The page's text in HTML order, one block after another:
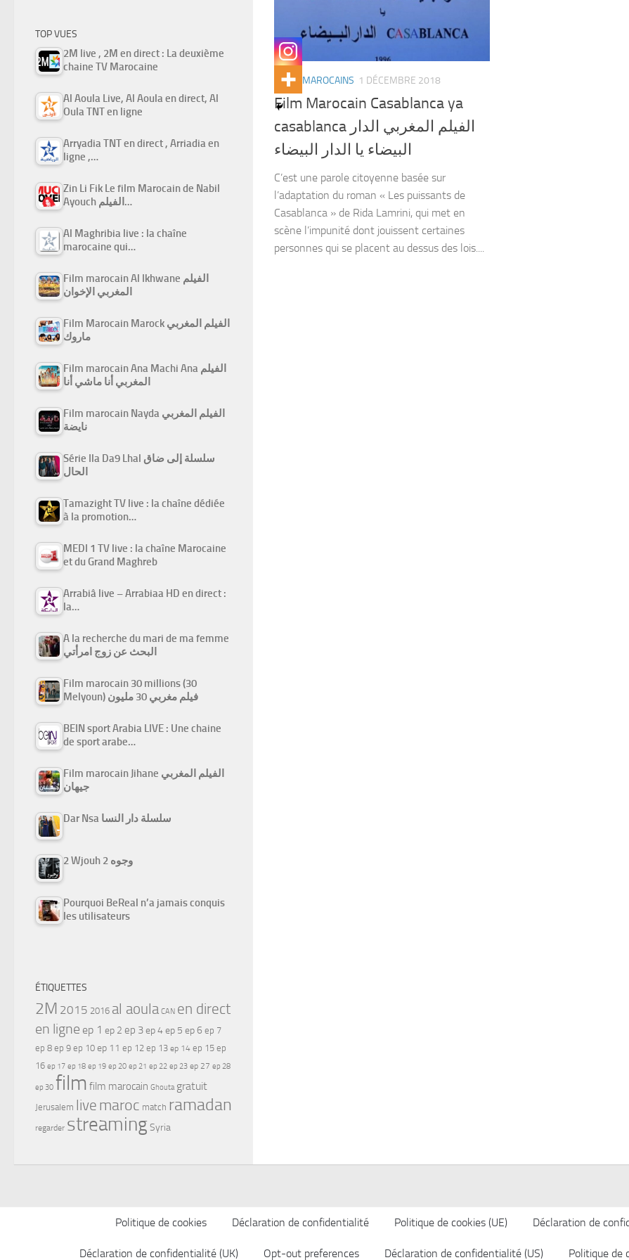
FILMS MAROCAINS 1 DÉCEMBRE 2018
Film Marocain Casablanca ya
casablanca الفيلم المغربي الدار
البيضاء يا الدار البيضاء
C’est une parole citoyenne basée sur
l’adaptation du roman « Les puissants de
Casablanca » de Rida Lamrini, qui met en
scène l’impunité dont jouissent certaines
personnes qui se placent au dessus des lois....
TOP VUES
2M live , 2M en direct : La deuxième
chaine TV Marocaine
Al Aoula Live, Al Aoula en direct, Al
Oula TNT en ligne
Arryadia TNT en direct , Arriadia en
ligne ,…
Zin Li Fik Le film Marocain de Nabil
Ayouch الفيلم…
Al Maghribia live : la chaîne
marocaine qui…
Film marocain Al Ikhwane الفيلم
المغربي الإخوان
Film Marocain Marock الفيلم المغربي
ماروك
Film marocain Ana Machi Ana الفيلم
المغربي أنا ماشي أنا
Film marocain Nayda الفيلم المغربي
نايضة
Série Ila Da9 Lhal سلسلة إلى ضاق
الحال
Tamazight TV live : la chaîne dédiée
à la promotion…
MEDI 1 TV live : la chaîne Marocaine
et du Grand Maghreb
Arrabiâ live – Arrabiaa HD en direct :
la…
A la recherche du mari de ma femme
البحث عن زوج امرأتي
Film marocain 30 millions (30
Melyoun) فيلم مغربي 30 مليون
BEIN sport Arabia LIVE : Une chaine
de sport arabe…
Film marocain Jihane الفيلم المغربي
جيهان
Dar Nsa سلسلة دار النسا
2 Wjouh 2 وجوه
Pourquoi BeReal n’a jamais conquis
les utilisateurs
ÉTIQUETTES
2M 2015 2016 al aoula CAN en direct
en ligne ep 1 ep 2 ep 3ep 4ep 5 ep 6 ep 7
ep 8 ep 9 ep 10 ep 11 ep 12 ep 13 ep 14 ep 15 ep
16 ep 17 ep 18 ep 19 ep 20 ep 21 ep 22 ep 23 ep 27 ep 28
ep 30 film film marocain Ghouta gratuit
Jerusalem live maroc match ramadan
regarder streamingSyria
Politique de cookies Déclaration de confidentialité Politique de cookies (UE) Déclaration de
Déclaration de confidentialité (UK) Opt-out preferences Déclaration de confidentialité (US) Politique de